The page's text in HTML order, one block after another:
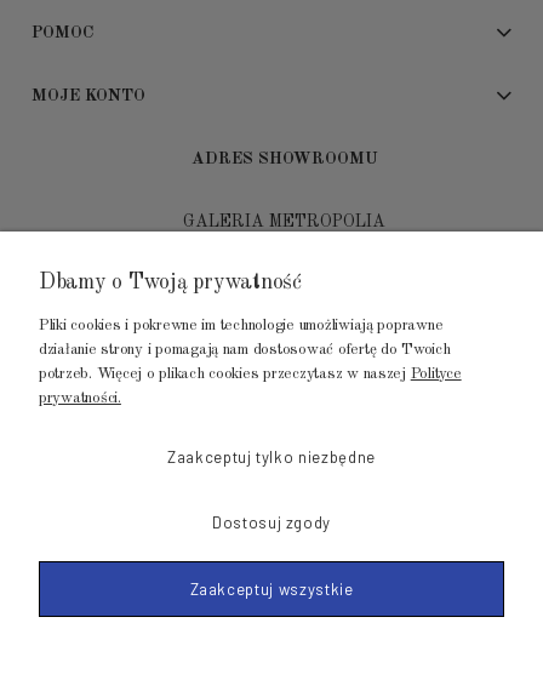
POMOC
MOJE KONTO
ADRES SHOWROOMU
GALERIA METROPOLIA
80-452 Gdańsk
tel.: 502 104 104
mail: biuro@luksusowysen.pl
Made with
Dbamy o Twoją prywatność
Pliki cookies i pokrewne im technologie umożliwiają poprawne
działanie strony i pomagają nam dostosować ofertę do Twoich
potrzeb. Więcej o plikach cookies przeczytasz w naszej Polityce
prywatności.
Zaakceptuj tylko niezbędne
Dostosuj zgody
Zaakceptuj wszystkie